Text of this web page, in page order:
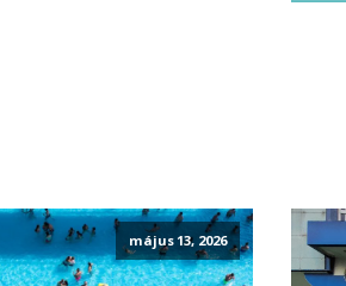
május 13, 2026